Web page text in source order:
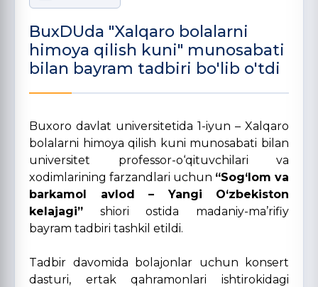
BuxDUda "Xalqaro bolalarni
himoya qilish kuni" munosabati
bilan bayram tadbiri bo'lib o'tdi
Buxoro davlat universitetida 1-iyun – Xalqaro
bolalarni himoya qilish kuni munosabati bilan
universitet professor-o‘qituvchilari va
xodimlarining farzandlari uchun “Sog‘lom va
barkamol avlod – Yangi O‘zbekiston
kelajagi” shiori ostida madaniy-ma’rifiy
bayram tadbiri tashkil etildi.
Tadbir davomida bolajonlar uchun konsert
dasturi, ertak qahramonlari ishtirokidagi